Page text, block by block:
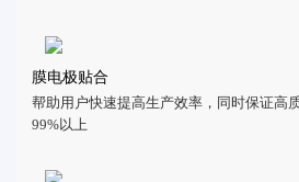
膜电极贴合
帮助用户快速提高生产效率，同时保证高
99%以上